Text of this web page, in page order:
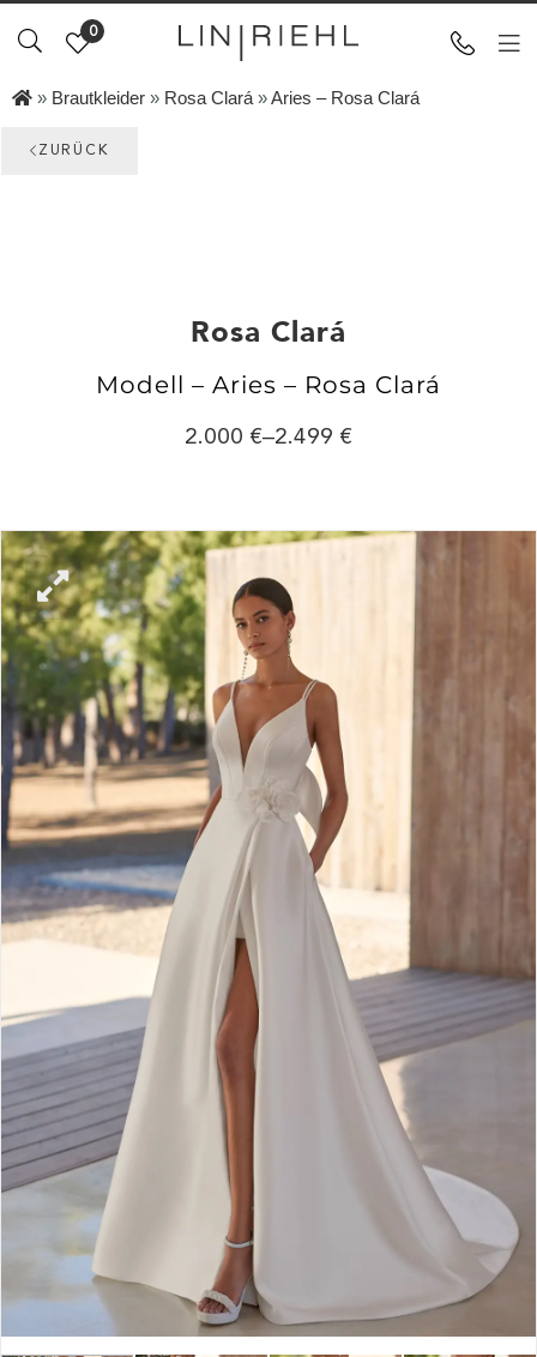
0
» Brautkleider » Rosa Clará »Aries – Rosa Clará
ZURÜCK
Rosa Clará
Modell – Aries – Rosa Clará
2.000 –2.499